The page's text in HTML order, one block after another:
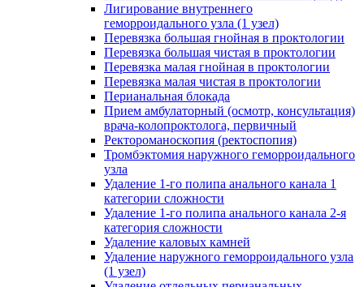
Лигирование внутреннего
геморроидального узла (1 узел)
Перевязка большая гнойная в проктологии
Перевязка большая чистая в проктологии
Перевязка малая гнойная в проктологии
Перевязка малая чистая в проктологии
Перианальная блокада
Прием амбулаторный (осмотр, консультация)
врача-колопроктолога, первичный
Ректороманоскопия (ректоспопия)
Тромбэктомия наружного геморроидального
узла
Удаление 1-го полипа анального канала 1
категории сложности
Удаление 1-го полипа анального канала 2-я
категория сложности
Удаление каловых камней
Удаление наружного геморроидального узла
(1 узел)